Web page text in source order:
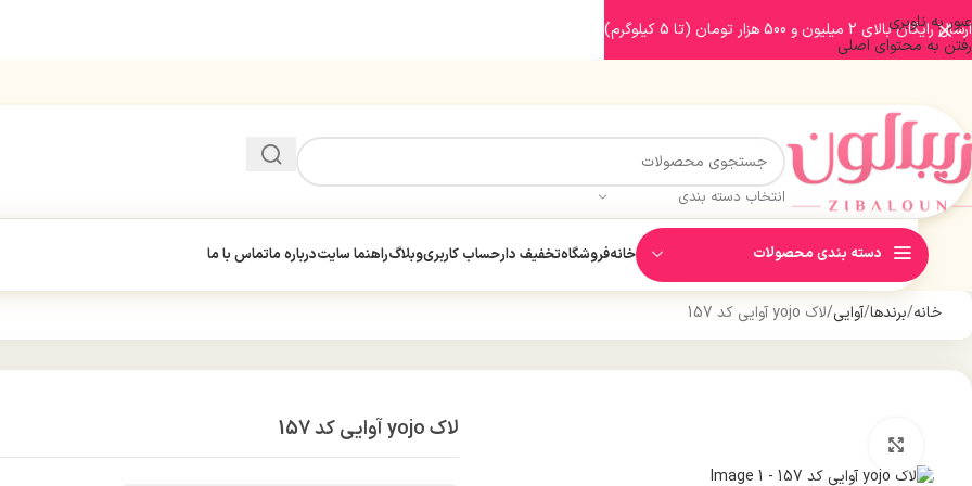
عبور به ناوبری
رفتن به محتوای اصلی
انتخاب دسته بندی
دسته بندی محصولات خانهفروشگاهتخفیف دارحساب کاربریوبلاگراهنما سایتدرباره ماتماس با ما
خانه برندها آوایی لاک yojo آوایی کد 157
لاک yojo آوایی کد 157
ارسال رایگان بالای 2 میلیون و 500 هزار تومان (تا 5 کیلوگرم)